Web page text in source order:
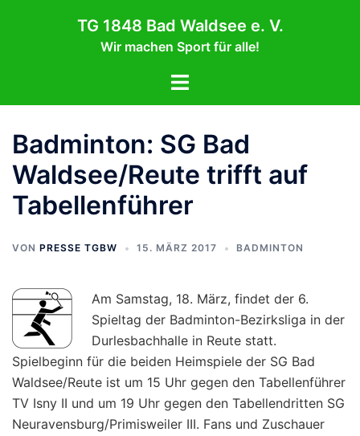
TG 1848 Bad Waldsee e. V.
Wir machen Sport für alle!
Menü
Badminton: SG Bad
Waldsee/Reute trifft auf
Tabellenführer
VON PRESSE TGBW 15. MÄRZ 2017 BADMINTON
Am Samstag, 18. März, findet der 6.
Spieltag der Badminton-Bezirksliga in der
Durlesbachhalle in Reute statt.
Spielbeginn für die beiden Heimspiele der SG Bad
Waldsee/Reute ist um 15 Uhr gegen den Tabellenführer
TV Isny II und um 19 Uhr gegen den Tabellendritten SG
Neuravensburg/Primisweiler III. Fans und Zuschauer